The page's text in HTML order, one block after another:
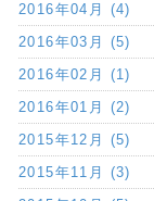
2016年04月 (4)
2016年03月 (5)
2016年02月 (1)
2016年01月 (2)
2015年12月 (5)
2015年11月 (3)